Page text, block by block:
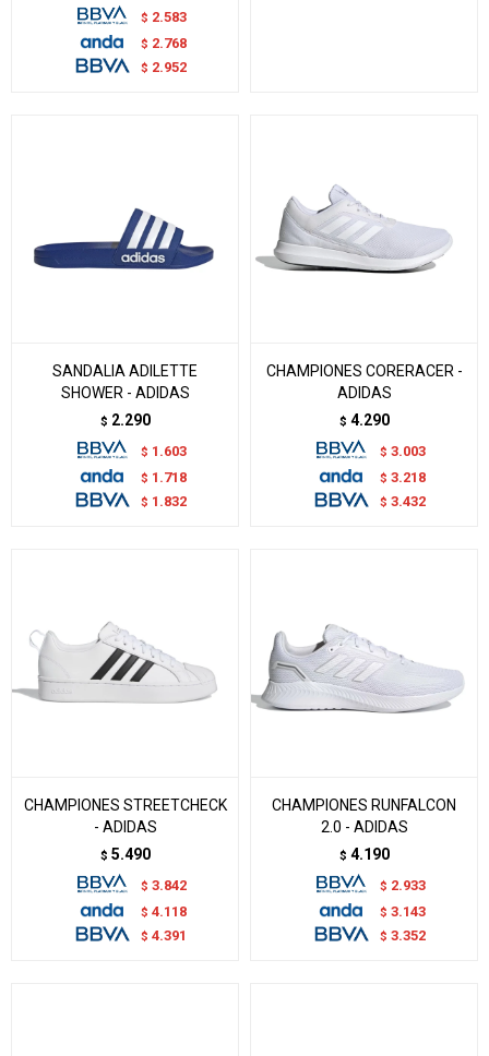
$ 2.583
$ 2.768
$ 2.952
SANDALIA ADILETTE
SHOWER - ADIDAS
$ 2.290
$ 1.603
$ 1.718
$ 1.832
CHAMPIONES CORERACER -
ADIDAS
$ 4.290
$ 3.003
$ 3.218
$ 3.432
CHAMPIONES STREETCHECK
- ADIDAS
$ 5.490
$ 3.842
$ 4.118
$ 4.391
CHAMPIONES RUNFALCON
2.0 - ADIDAS
$ 4.190
$ 2.933
$ 3.143
$ 3.352